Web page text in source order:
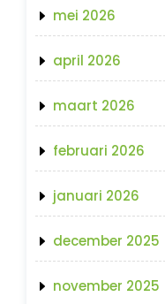
mei 2026
april 2026
maart 2026
februari 2026
januari 2026
december 2025
november 2025